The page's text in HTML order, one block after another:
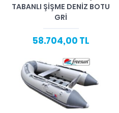
TABANLI ŞIŞME DENIZ BOTU
GRI
58.704,00 TL